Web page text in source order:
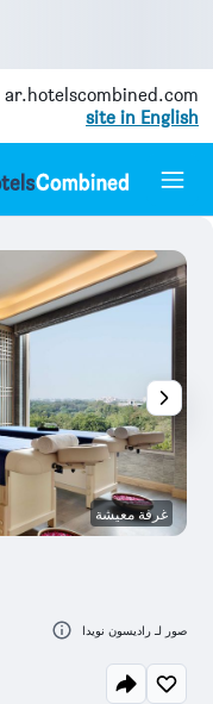
ar.hotelscombined.com
site in English
غرفة معيشة
صور لـ راديسون نويدا